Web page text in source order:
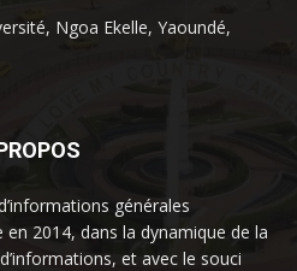
Ngoa Ekelle, Yaoundé,
générales
2014, dans la dynamique de la
et avec le souci